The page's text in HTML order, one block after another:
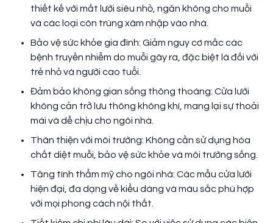
thiết kế với mắt lưới siêu nhỏ, ngăn không cho muỗi
và các loại côn trùng xâm nhập vào nhà.
Bảo vệ sức khỏe gia đình: Giảm nguy cơ mắc các
bệnh truyền nhiễm do muỗi gây ra, đặc biệt là đối với
trẻ nhỏ và người cao tuổi.
Đảm bảo không gian sống thông thoáng: Cửa lưới
không cản trở lưu thông không khí, mang lại sự thoải
mái và dễ chịu cho ngôi nhà.
Thân thiện với môi trường: Không cần sử dụng hóa
chất diệt muỗi, bảo vệ sức khỏe và môi trường sống.
Tăng tính thẩm mỹ cho ngôi nhà: Các mẫu cửa lưới
hiện đại, đa dạng về kiểu dáng và màu sắc phù hợp
với mọi phong cách nội thất.